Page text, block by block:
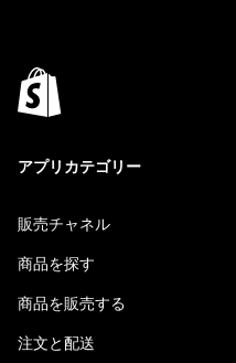
アプリカテゴリー
販売チャネル
商品を探す
商品を販売する
注文と配送